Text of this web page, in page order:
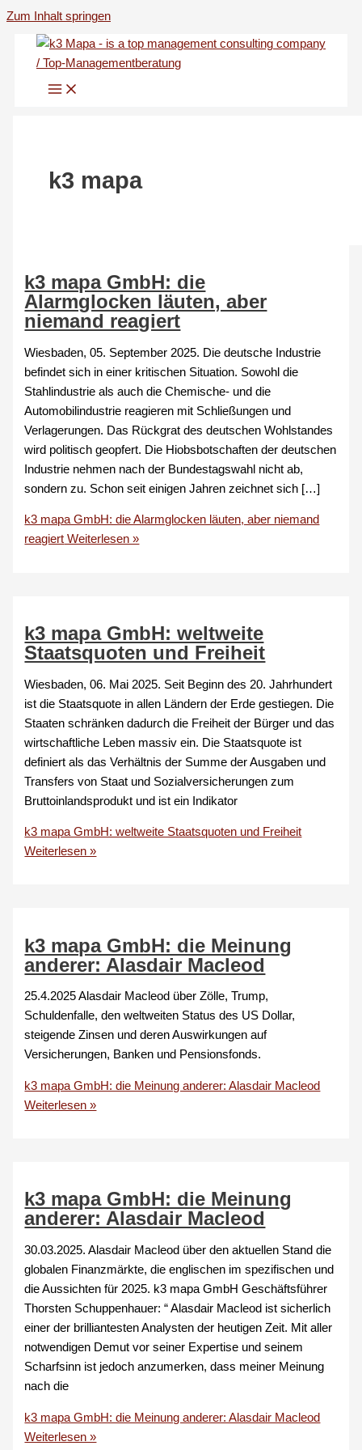
Zum Inhalt springen
k3 mapa
k3 mapa GmbH: die
Alarmglocken läuten, aber
niemand reagiert
Wiesbaden, 05. September 2025. Die deutsche Industrie
befindet sich in einer kritischen Situation. Sowohl die
Stahlindustrie als auch die Chemische- und die
Automobilindustrie reagieren mit Schließungen und
Verlagerungen. Das Rückgrat des deutschen Wohlstandes
wird politisch geopfert. Die Hiobsbotschaften der deutschen
Industrie nehmen nach der Bundestagswahl nicht ab,
sondern zu. Schon seit einigen Jahren zeichnet sich […]
k3 mapa GmbH: die Alarmglocken läuten, aber niemand
reagiert Weiterlesen »
k3 mapa GmbH: weltweite
Staatsquoten und Freiheit
Wiesbaden, 06. Mai 2025. Seit Beginn des 20. Jahrhundert
ist die Staatsquote in allen Ländern der Erde gestiegen. Die
Staaten schränken dadurch die Freiheit der Bürger und das
wirtschaftliche Leben massiv ein. Die Staatsquote ist
definiert als das Verhältnis der Summe der Ausgaben und
Transfers von Staat und Sozialversicherungen zum
Bruttoinlandsprodukt und ist ein Indikator
k3 mapa GmbH: weltweite Staatsquoten und Freiheit
Weiterlesen »
k3 mapa GmbH: die Meinung
anderer: Alasdair Macleod
25.4.2025 Alasdair Macleod über Zölle, Trump,
Schuldenfalle, den weltweiten Status des US Dollar,
steigende Zinsen und deren Auswirkungen auf
Versicherungen, Banken und Pensionsfonds.
k3 mapa GmbH: die Meinung anderer: Alasdair Macleod
Weiterlesen »
k3 mapa GmbH: die Meinung
anderer: Alasdair Macleod
30.03.2025. Alasdair Macleod über den aktuellen Stand die
globalen Finanzmärkte, die englischen im spezifischen und
die Aussichten für 2025. k3 mapa GmbH Geschäftsführer
Thorsten Schuppenhauer: “ Alasdair Macleod ist sicherlich
einer der brilliantesten Analysten der heutigen Zeit. Mit aller
notwendigen Demut vor seiner Expertise und seinem
Scharfsinn ist jedoch anzumerken, dass meiner Meinung
nach die
k3 mapa GmbH: die Meinung anderer: Alasdair Macleod
Weiterlesen »